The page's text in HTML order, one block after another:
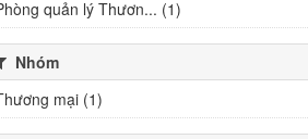
quản lý Thươn... (1)
Nhóm
mại (1)